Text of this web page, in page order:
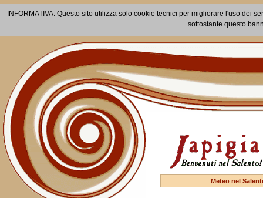
INFORMATIVA: Questo sito utilizza solo cookie tecnici per migliorare l'uso dei
sottostante questo
Meteo nel